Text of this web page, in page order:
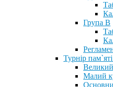
Група В
Турнір
Малий